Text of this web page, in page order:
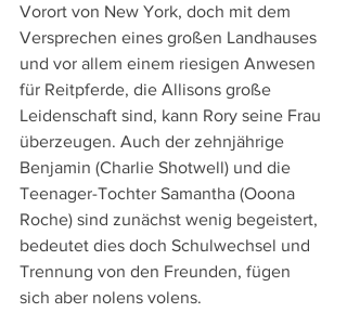
Vorort von New York, doch mit dem
Versprechen eines großen Landhauses
und vor allem einem riesigen Anwesen
für Reitpferde, die Allisons große
Leidenschaft sind, kann Rory seine Frau
überzeugen. Auch der zehnjährige
Benjamin (Charlie Shotwell) und die
Teenager-Tochter Samantha (Ooona
Roche) sind zunächst wenig begeistert,
bedeutet dies doch Schulwechsel und
Trennung von den Freunden, fügen
sich aber nolens volens.